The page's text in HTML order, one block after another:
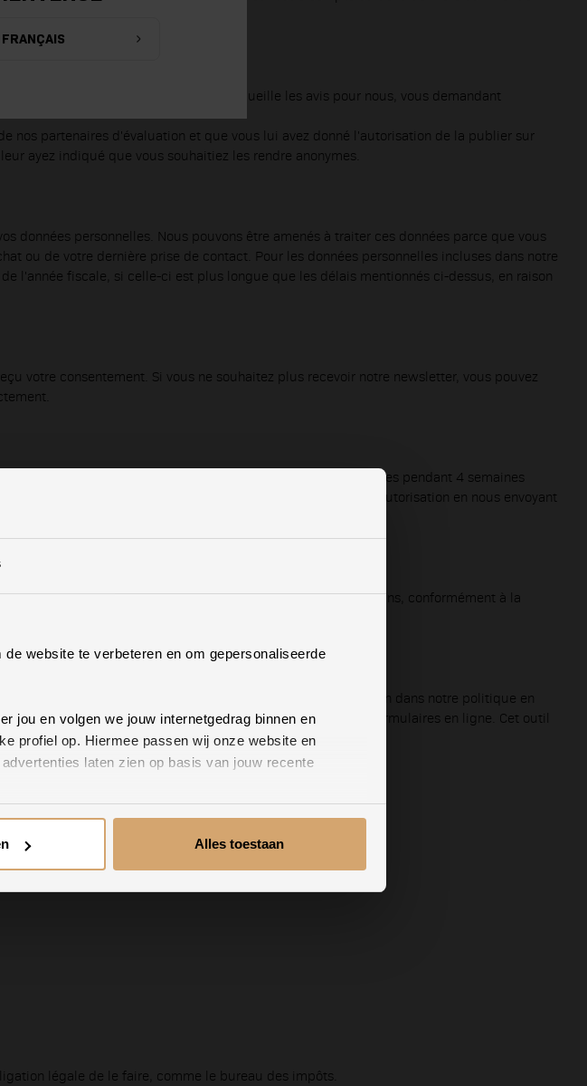
website te verbeteren en om gepersonaliseerde
jou en volgen we jouw internetgedrag binnen en
profiel op. Hiermee passen wij onze website en
laten zien op basis van jouw recente
Alles toestaan
un courriel de notre partenaire, qui recueille les avis pour nous, vous demandant
nos partenaires d'évaluation et que vous lui avez donné l'autorisation de la publier sur
ayez indiqué que vous souhaitiez les rendre anonymes.
personnelles. Nous pouvons être amenés à traiter ces données parce que vous
ou de votre dernière prise de contact. Pour les données personnelles incluses dans notre
l'année fiscale, si celle-ci est plus longue que les délais mentionnés ci-dessus, en raison
votre consentement. Si vous ne souhaitez plus recevoir notre newsletter, vous pouvez
d'un contrat de travail. Nous conservons ces données pendant 4 semaines
le poste a été pourvu. Vous pouvez toujours retirer cette autorisation en nous envoyant
financière. Nous conservons ces données pendant 7 ans, conformément à la
à le faire. Vous trouverez les périodes de conservation dans notre politique en
le site web VONROC peut utiliser ReCAPTCHA dans ses formulaires en ligne. Cet outil
personnelles.
légale de le faire, comme le bureau des impôts.
FRANÇAIS